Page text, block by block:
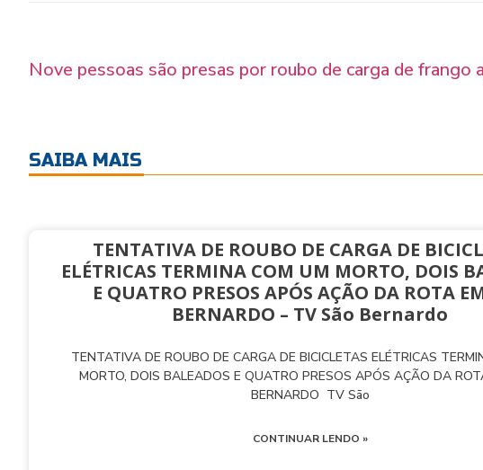
Nove pessoas são presas por roubo de carga de frango
SAIBA MAIS
TENTATIVA DE ROUBO DE CARGA DE
ELÉTRICAS TERMINA COM UM MORTO, DOIS
E QUATRO PRESOS APÓS AÇÃO DA ROTA
BERNARDO – TV São Bernardo
TENTATIVA DE ROUBO DE CARGA DE BICICLETAS ELÉTRICAS
MORTO, DOIS BALEADOS E QUATRO PRESOS APÓS AÇÃO DA
BERNARDO TV São
CONTINUAR LENDO »